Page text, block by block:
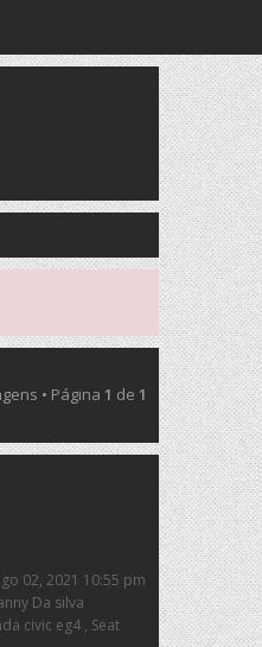
• Página 1 de 1
02, 2021 10:55 pm
Da silva
civic eg4 , Seat